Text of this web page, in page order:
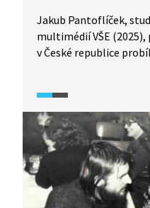
Jakub Pantoflíček,
multimédií VŠE
v České republice
to funguje ve volební
volič nemůže přijít
hlas se počítá a že
dění kolem nás.